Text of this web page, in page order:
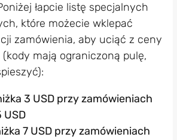
łapcie listę specjalnych
które możecie wklepać
zamówienia, aby uciąć z ceny
(kody mają ograniczoną pulę,
3 USD przy zamówieniach
USD
7 USD przy zamówieniach